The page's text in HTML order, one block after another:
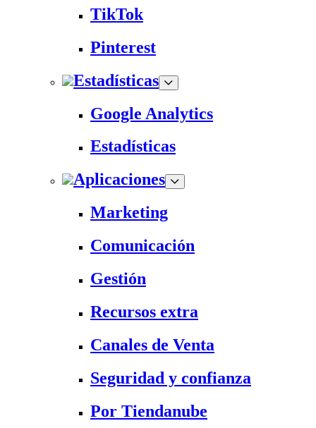
TikTok
Pinterest
Estadísticas
Google Analytics
Estadísticas
Aplicaciones
Marketing
Comunicación
Gestión
Recursos extra
Canales de Venta
Seguridad y confianza
Por Tiendanube